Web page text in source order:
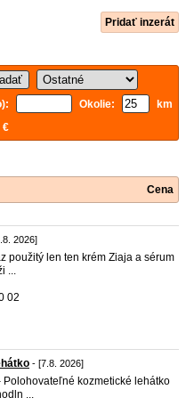
Pridať inzerát
Okolie:
km
€
Cena
2026]
použitý len ten krém Ziaja a sérum
...
02
- [7.8. 2026]
Polohovateľné kozmetické lehátko
...